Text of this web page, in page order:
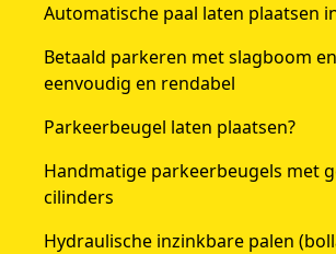
Automatische paal laten plaatsen
Betaald parkeren met slagboom
eenvoudig en rendabel
Parkeerbeugel laten plaatsen?
Handmatige parkeerbeugels met
cilinders
Hydraulische inzinkbare palen